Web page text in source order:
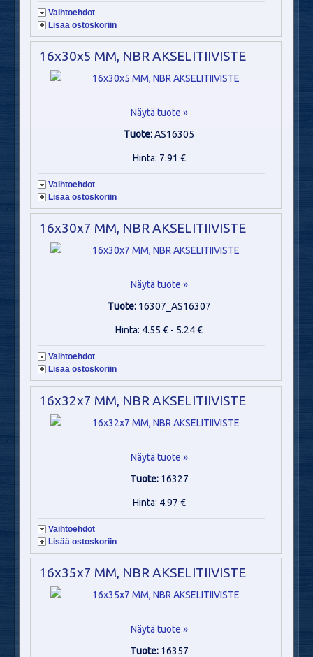
Vaihtoehdot
Lisää ostoskoriin
16x30x5 MM, NBR AKSELITIIVISTE
Näytä tuote »
Tuote:AS16305
Hinta: 7.91 €
Vaihtoehdot
Lisää ostoskoriin
16x30x7 MM, NBR AKSELITIIVISTE
Näytä tuote »
Tuote: 16307_AS16307
Hinta: 4.55 € - 5.24 €
Vaihtoehdot
Lisää ostoskoriin
16x32x7 MM, NBR AKSELITIIVISTE
Näytä tuote »
Tuote: 16327
Hinta: 4.97 €
Vaihtoehdot
Lisää ostoskoriin
16x35x7 MM, NBR AKSELITIIVISTE
Näytä tuote »
Tuote: 16357